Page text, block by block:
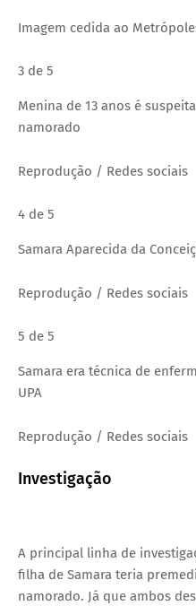
Imagem cedida ao
3 de 5
Menina de 13 anos é
namorado
Reprodução / Redes sociais
4 de 5
Samara Aparecida da
Reprodução / Redes sociais
5 de 5
Samara era técnica de
UPA
Reprodução / Redes sociais
Investigação
A principal linha de
filha de Samara teria
namorado. Já que ambos